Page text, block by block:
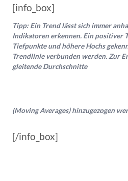
[info_box]
Tipp: Ein Trend lässt sich immer
Indikatoren erkennen. Ein positiver
Tiefpunkte und höhere Hochs
Trendlinie verbunden werden. Zur
gleitende Durchschnitte
(Moving Averages) hinzugezogen
[/info_box]